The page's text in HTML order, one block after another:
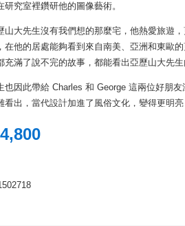
研究室裡鑽研他的圖像藝術。
山大先生沒有我們想的那麼宅，他熱愛旅遊
在他的居處能夠看到來自南美、亞洲和東歐
充滿了說不完的故事，都能看出亞歷山大先生
也因此帶給 Charles 和 George 這兩位好朋
看出，當代設計加進了風俗文化，變得更明亮
Doll 常民藝術木偶，是亞歷山大先生
室裡所有的手稿、紡織品及原型捐給了 Vitra
亞歷山大先生環遊世界時所遇見的，各種形形
旅遊，喜歡設計，但是不見得有機會用家具布
Girard 留給這世界最美好的禮物！